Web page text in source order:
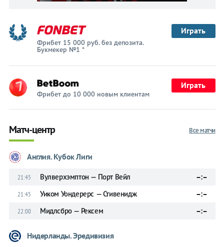
Фрибет 15 000 руб. без депозита.
Букмекер №1 *
Играть
Фрибет до 10 000 новым клиентам
Играть
Все матчи
Матч-центр
Англия. Кубок Лиги
21:45 Вулверхэмптон — Порт Вейл –:–
21:45 Уиком Уондерерс — Стивенидж –:–
22:00 Мидлсбро — Рексем –:–
Нидерланды. Эредивизия